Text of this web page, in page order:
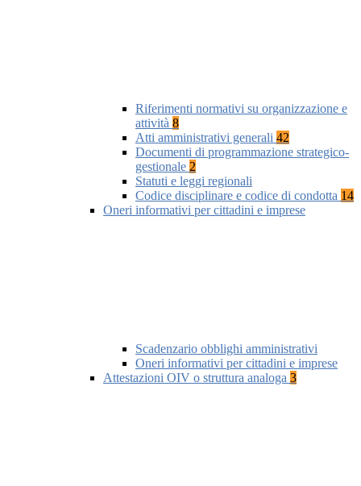
Riferimenti normativi su organizzazione e
attività 8
Atti amministrativi generali 42
Documenti di programmazione strategico-
gestionale 2
Statuti e leggi regionali
Codice disciplinare e codice di condotta 14
Oneri informativi per cittadini e imprese
Scadenzario obblighi amministrativi
Oneri informativi per cittadini e imprese
Attestazioni OIV o struttura analoga 3